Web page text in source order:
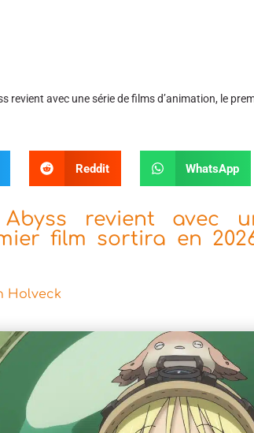
revient avec une série de films d’animation, le
Reddit WhatsApp
Abyss revient avec
film sortira en
Holveck